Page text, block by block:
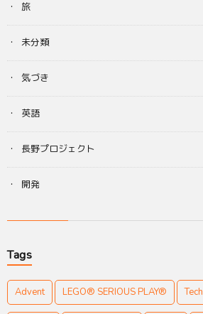
旅
未分類
気づき
英語
長野プロジェクト
開発
Tags
Advent LEGO® SERIOUS PLAY® Tech